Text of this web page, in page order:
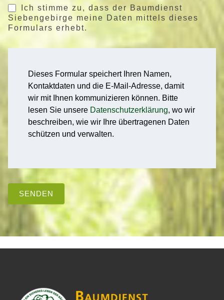
Ich stimme zu, dass der Baumdienst
Siebengebirge meine Daten mittels dieses
Formulars erhebt.
Dieses Formular speichert Ihren Namen,
Kontaktdaten und die E-Mail-Adresse, damit
wir mit Ihnen kommunizieren können. Bitte
lesen Sie unsere Datenschutzerklärung, wo wir
beschreiben, wie wir Ihre übertragenen Daten
schützen und verwalten.
SENDEN